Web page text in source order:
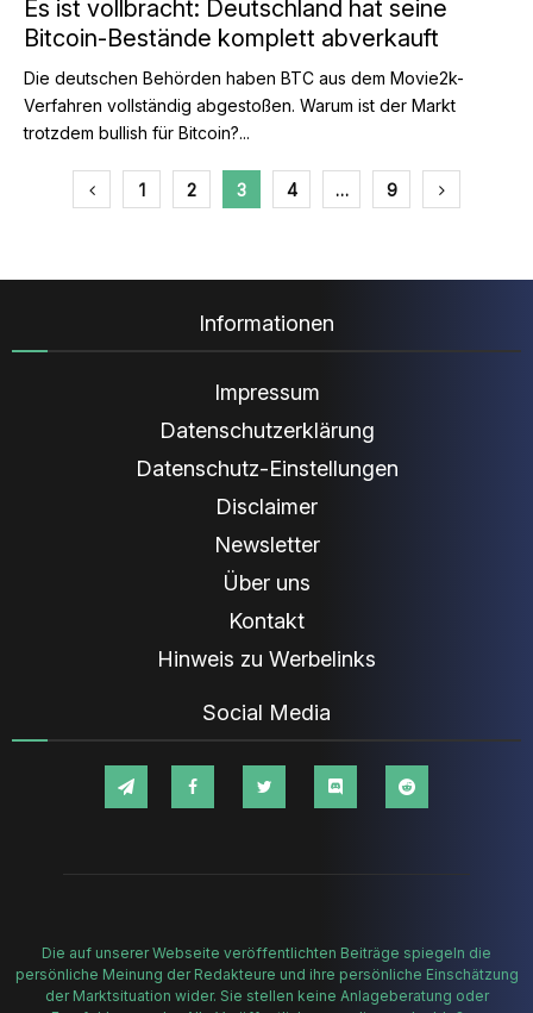
Es ist vollbracht: Deutschland hat seine
Bitcoin-Bestände komplett abverkauft
Die deutschen Behörden haben BTC aus dem Movie2k-
Verfahren vollständig abgestoßen. Warum ist der Markt
trotzdem bullish für Bitcoin?...
Seitennummerierung
Beiträge
1 2 3 4 … 9
Informationen
Impressum
Datenschutzerklärung
Datenschutz-Einstellungen
Disclaimer
Newsletter
Über uns
Kontakt
Hinweis zu Werbelinks
Social Media
Die auf unserer Webseite veröffentlichten Beiträge spiegeln die
persönliche Meinung der Redakteure und ihre persönliche Einschätzung
der Marktsituation wider. Sie stellen keine Anlageberatung oder